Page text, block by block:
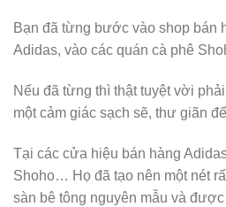
Bạn đã từng bước vào shop bán
Adidas, vào các quán cà phê
Nếu đã từng thì thật tuyệt vời
một cảm giác sạch sẽ, thư giãn
Tại các cửa hiệu bán hàng
Shoho… Họ đã tạo nên một nét
sàn bê tông nguyên mẫu và